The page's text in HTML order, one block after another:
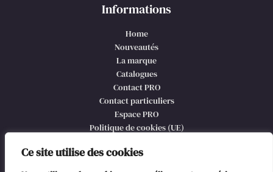
Ce site utilise des cookies
Informations
Home
Nouveautés
La marque
Catalogues
Contact PRO
Contact particuliers
Espace PRO
Politique de cookies (UE)